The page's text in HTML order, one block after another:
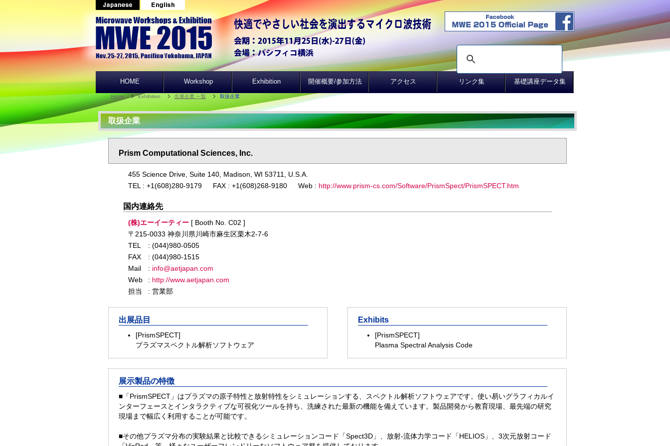
HOME Workshop Exhibition 開催概要/参加方法 アクセス リンク集 基礎講座データ集
Home Exhibition 出展企業 一覧 取扱企業
取扱企業
Prism Computational Sciences, Inc.
455 Science Drive, Suite 140, Madison, WI 53711, U.S.A.
TEL : +1(608)280-9179 FAX : +1(608)268-9180 Web : http://www.prism-cs.com/Software/PrismSpect/PrismSPECT.htm
国内連絡先
(株)エーイーティー [ Booth No. C02 ]
〒215-0033 神奈川県川崎市麻生区栗木2-7-6
TEL
: (044)980-0505
FAX
: (044)980-1515
Mail
: info@aetjapan.com
Web
: http://www.aetjapan.com
担当
: 営業部
出展品目
[PrismSPECT]
プラズマスペクトル解析ソフトウェア
Exhibits
[PrismSPECT]
Plasma Spectral Analysis Code
展示製品の特徴
■「PrismSPECT」はプラズマの原子特性と放射特性をシミュレーションする、スペクトル解析ソフトウェアです。使い易いグラフィカルイ
ンターフェースとインタラクティブな可視化ツールを持ち、洗練された最新の機能を備えています。製品開発から教育現場、最先端の研究
現場まで幅広く利用することが可能です。
■その他プラズマ分布の実験結果と比較できるシミュレーションコード「Spect3D」、放射-流体力学コード「HELIOS」、3次元放射コード